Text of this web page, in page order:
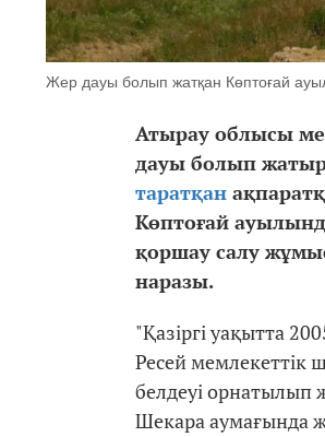
Жер дауы болып жатқан Көптоғай
Атырау облысы
дауы болып
таратқан
Көптоғай
қоршау салу
наразы.⠀
"Қазіргі уақытта
Ресей мемлекеттік
белдеуі орнатылып
Шекара аумағында